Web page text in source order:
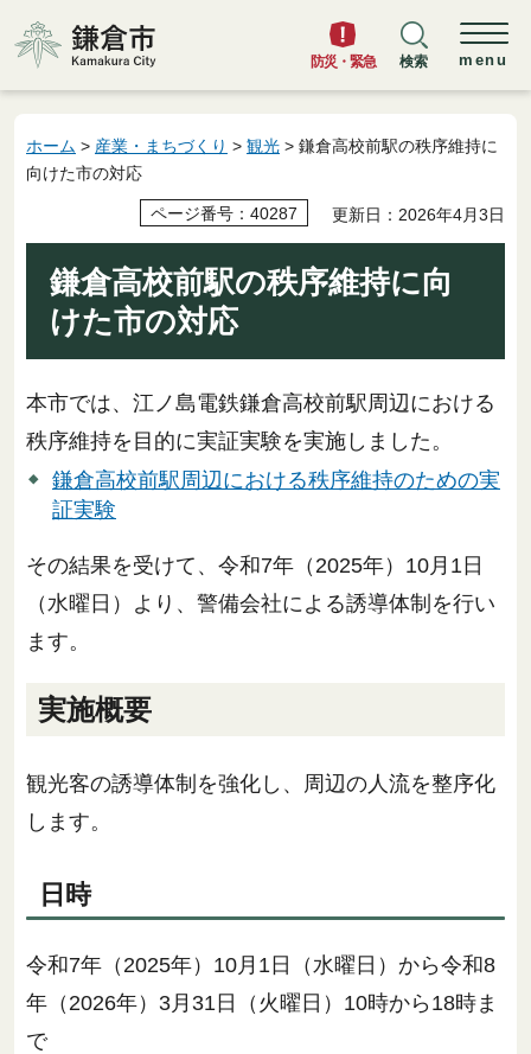
鎌倉市
防災・緊急 検索 menu
ホーム > 産業・まちづくり > 観光 > 鎌倉高校前駅の秩序維持に
向けた市の対応
ページ番号：40287 更新日：2026年4月3日
鎌倉高校前駅の秩序維持に向
けた市の対応
本市では、江ノ島電鉄鎌倉高校前駅周辺における
秩序維持を目的に実証実験を実施しました。
鎌倉高校前駅周辺における秩序維持のための実
証実験
その結果を受けて、令和7年（2025年）10月1日
（水曜日）より、警備会社による誘導体制を行い
ます。
実施概要
観光客の誘導体制を強化し、周辺の人流を整序化
します。
日時
令和7年（2025年）10月1日（水曜日）から令和8
年（2026年）3月31日（火曜日）10時から18時ま
で